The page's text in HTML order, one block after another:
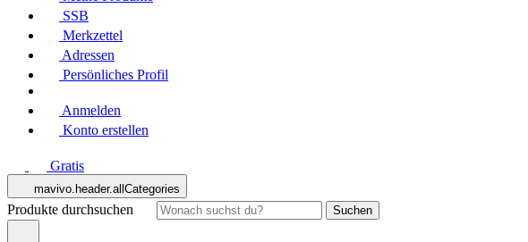
SSB
Merkzettel
Adressen
Persönliches Profil
Anmelden
Konto erstellen
Gratis
mavivo.header.allCategories
Produkte durchsuchen Suchen